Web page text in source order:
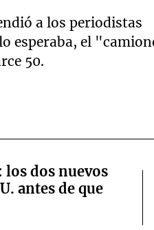
a los periodistas
esperaba, el
50.
dos nuevos
antes de que